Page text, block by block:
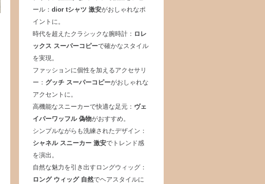
ール：dior tシャツ 激安がおしゃれなポ
イントに。
時代を超えたクラシックな腕時計： ロレ
ックス スーパーコピーで確かなスタイル
を実現。
ファッションに個性を加えるアクセサリ
ー： グッチ スーパーコピーがおしゃれな
アクセントに。
高機能なスニーカーで快適な足元： ヴェ
イパーワッフル 偽物がおすすめ。
シンプルながらも洗練されたデザイン：
シャネル スニーカー 激安でトレンド感
を演出。
自然な魅力を引き出すロングウィッグ：
ロング ウィッグ 自然でヘアスタイルに